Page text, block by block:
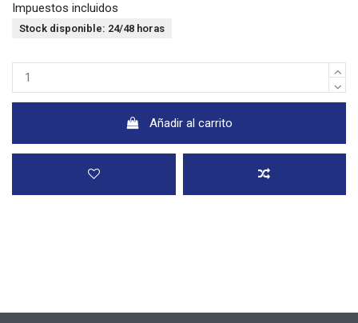
Impuestos incluidos
Stock disponible: 24/48 horas
Añadir al carrito